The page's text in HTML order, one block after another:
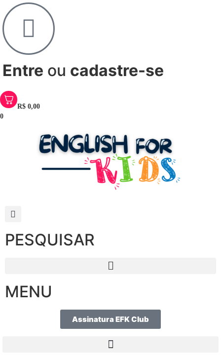
Entre ou cadastre-se
0
R$ 0,00
PESQUISAR
MENU
Assinatura EFK Club